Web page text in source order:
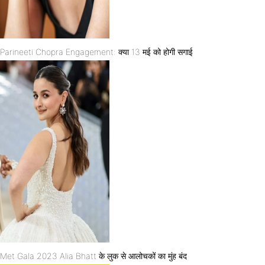
Parineeti Chopra Engagement: क्या 13 मई को होगी सगाई
Met Gala 2023 Alia Bhatt के लुक से आलोचकों का मुंह बंद